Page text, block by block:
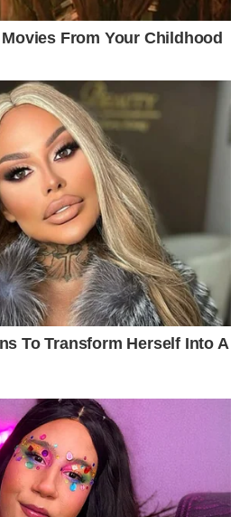
мовчазний, але добрий. Сестра
насторожено, потім почала
Бабуся Ніна називала мене
було за двадцять п’ять.